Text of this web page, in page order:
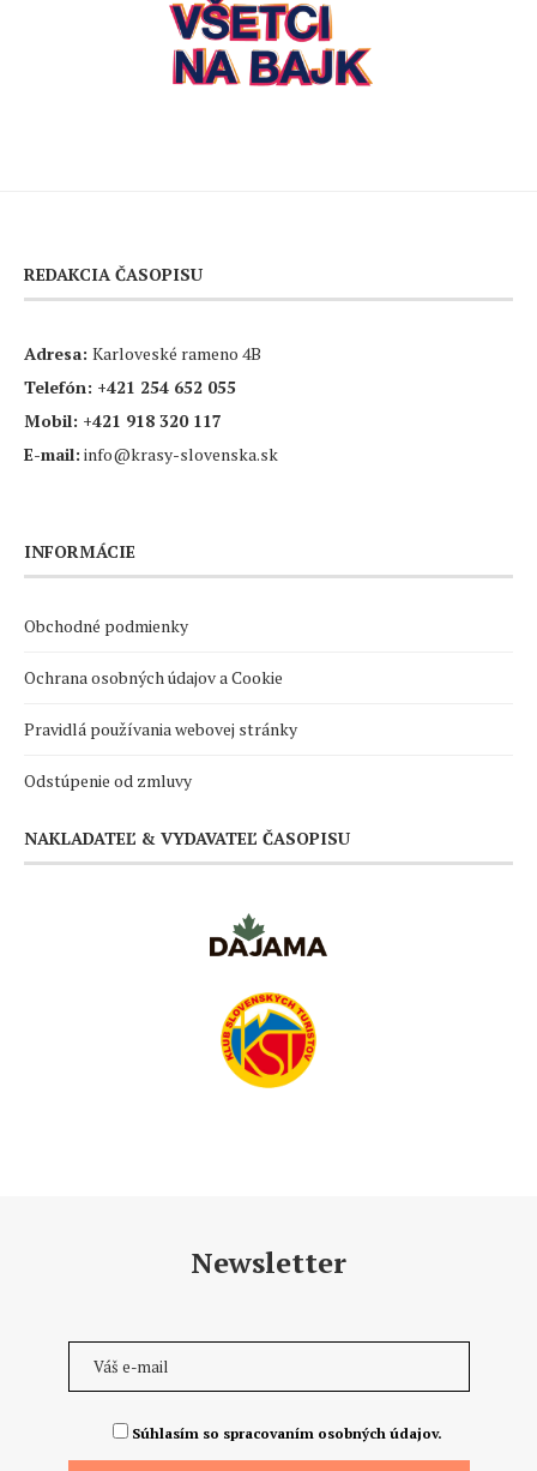
REDAKCIA ČASOPISU
Adresa: Karloveské rameno 4B
Telefón: +421 254 652 055
Mobil: +421 918 320 117
E-mail: info@krasy-slovenska.sk
INFORMÁCIE
Obchodné podmienky
Ochrana osobných údajov a Cookie
Pravidlá používania webovej stránky
Odstúpenie od zmluvy
NAKLADATEĽ & VYDAVATEĽ ČASOPISU
Newsletter
Súhlasím so spracovaním osobných údajov.